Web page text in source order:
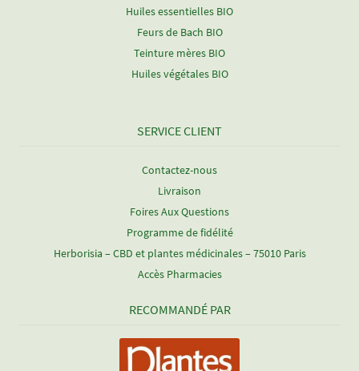
Huiles essentielles BIO
Feurs de Bach BIO
Teinture mères BIO
Huiles végétales BIO
SERVICE CLIENT
Contactez-nous
Livraison
Foires Aux Questions
Programme de fidélité
Herborisia – CBD et plantes médicinales – 75010 Paris
Accès Pharmacies
RECOMMANDÉ PAR